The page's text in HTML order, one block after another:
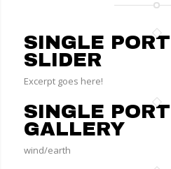
SINGLE
SLIDER
Excerpt goes here!
SINGLE
GALLERY
wind/earth